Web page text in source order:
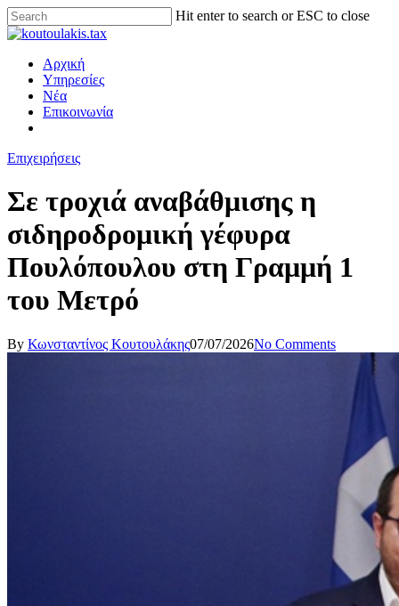
Hit enter to search or ESC to close
Αρχική
Υπηρεσίες
Νέα
Επικοινωνία
Επιχειρήσεις
Σε τροχιά αναβάθμισης η
σιδηροδρομική γέφυρα
Πουλόπουλου στη Γραμμή 1
του Μετρό
By Κωνσταντίνος Κουτουλάκης07/07/2026No Comments